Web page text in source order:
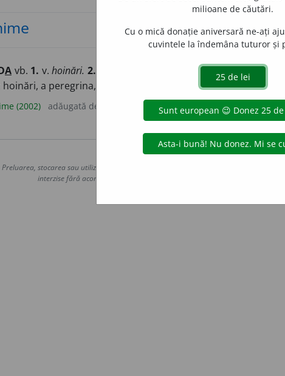
A vb. 1. v.hoinări. 2. a hoinări, a pribegi, a rătăci, (prin
a peregrina, a rătăci, a umbla, (livr.) a flana.(Pe unde n-
(2002) adăugată de acțiuni
Copyright © 2004-2026 dexonline
Preluarea, stocarea sau utilizarea datelor de pe acest site, inclusiv prin orice metode
interzise fără acordul nostru prealabil scris, cu excepția seturilor de date
milioane de căutări.
Cu o mică donație aniversară ne-ați
cuvintele la îndemâna tuturor și